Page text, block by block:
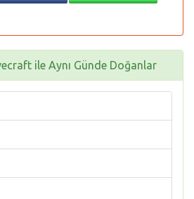
ile Aynı Günde Doğanlar